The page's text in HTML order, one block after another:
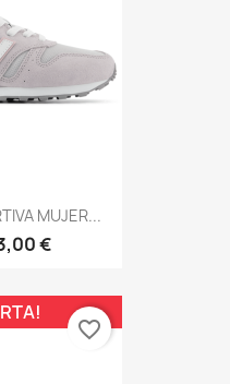
MUJER...
€
favorite_border